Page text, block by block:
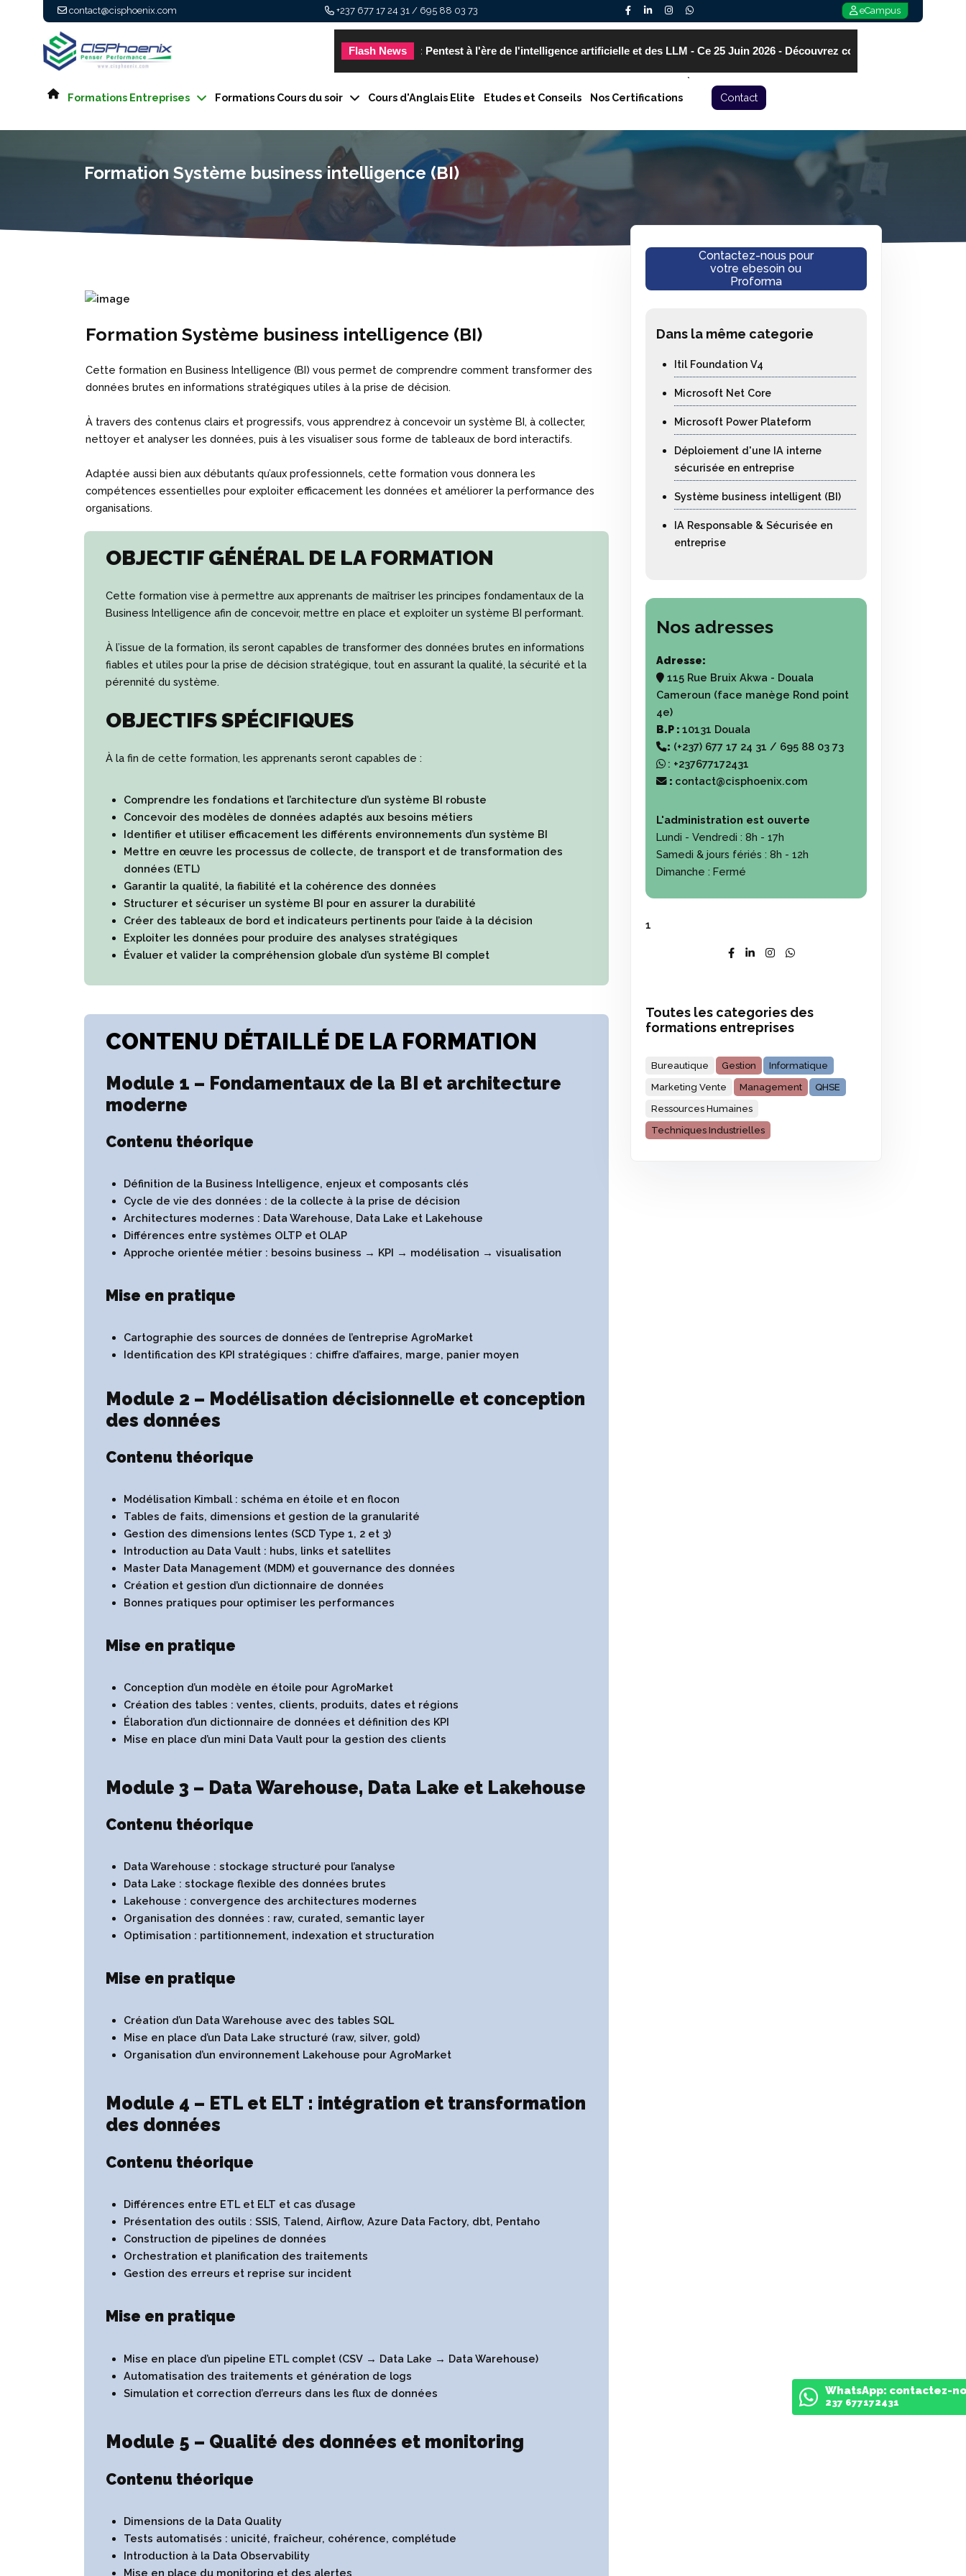
contact@cisphoenix.com +237 677 17 24 31 / 695 88 03 73 eCampus
Flash News
Webinaire - Thème : Pentest à l'ère de l'intelligence artificielle et des LLM - Ce 25 Juin 2026 - Découvrez comment L'IA et les LLM
Formations Entreprises Formations Cours du soir Cours d'Anglais Elite Etudes et Conseils Nos Certifications
`
Contact
Formation Système business intelligence (BI)
Formation Système business intelligence (BI)
Cette formation en Business Intelligence (BI) vous permet de comprendre comment transformer des
données brutes en informations stratégiques utiles à la prise de décision.
À travers des contenus clairs et progressifs, vous apprendrez à concevoir un système BI, à collecter,
nettoyer et analyser les données, puis à les visualiser sous forme de tableaux de bord interactifs.
Adaptée aussi bien aux débutants qu’aux professionnels, cette formation vous donnera les
compétences essentielles pour exploiter efficacement les données et améliorer la performance des
organisations.
OBJECTIF GÉNÉRAL DE LA FORMATION
Cette formation vise à permettre aux apprenants de maîtriser les principes fondamentaux de la
Business Intelligence afin de concevoir, mettre en place et exploiter un système BI performant.
À l’issue de la formation, ils seront capables de transformer des données brutes en informations
fiables et utiles pour la prise de décision stratégique, tout en assurant la qualité, la sécurité et la
pérennité du système.
OBJECTIFS SPÉCIFIQUES
À la fin de cette formation, les apprenants seront capables de :
Comprendre les fondations et l’architecture d’un système BI robuste
Concevoir des modèles de données adaptés aux besoins métiers
Identifier et utiliser efficacement les différents environnements d’un système BI
Mettre en œuvre les processus de collecte, de transport et de transformation des
données (ETL)
Garantir la qualité, la fiabilité et la cohérence des données
Structurer et sécuriser un système BI pour en assurer la durabilité
Créer des tableaux de bord et indicateurs pertinents pour l’aide à la décision
Exploiter les données pour produire des analyses stratégiques
Évaluer et valider la compréhension globale d’un système BI complet
CONTENU DÉTAILLÉ DE LA FORMATION
Module 1 – Fondamentaux de la BI et architecture
moderne
Contenu théorique
Définition de la Business Intelligence, enjeux et composants clés
Cycle de vie des données : de la collecte à la prise de décision
Architectures modernes : Data Warehouse, Data Lake et Lakehouse
Différences entre systèmes OLTP et OLAP
Approche orientée métier : besoins business → KPI → modélisation → visualisation
Mise en pratique
Cartographie des sources de données de l’entreprise AgroMarket
Identification des KPI stratégiques : chiffre d’affaires, marge, panier moyen
Module 2 – Modélisation décisionnelle et conception
des données
Contenu théorique
Modélisation Kimball : schéma en étoile et en flocon
Tables de faits, dimensions et gestion de la granularité
Gestion des dimensions lentes (SCD Type 1, 2 et 3)
Introduction au Data Vault : hubs, links et satellites
Master Data Management (MDM) et gouvernance des données
Création et gestion d’un dictionnaire de données
Bonnes pratiques pour optimiser les performances
Mise en pratique
Conception d’un modèle en étoile pour AgroMarket
Création des tables : ventes, clients, produits, dates et régions
Élaboration d’un dictionnaire de données et définition des KPI
Mise en place d’un mini Data Vault pour la gestion des clients
Module 3 – Data Warehouse, Data Lake et Lakehouse
Contenu théorique
Data Warehouse : stockage structuré pour l’analyse
Data Lake : stockage flexible des données brutes
Lakehouse : convergence des architectures modernes
Organisation des données : raw, curated, semantic layer
Optimisation : partitionnement, indexation et structuration
Mise en pratique
Création d’un Data Warehouse avec des tables SQL
Mise en place d’un Data Lake structuré (raw, silver, gold)
Organisation d’un environnement Lakehouse pour AgroMarket
Module 4 – ETL et ELT : intégration et transformation
des données
Contenu théorique
Différences entre ETL et ELT et cas d’usage
Présentation des outils : SSIS, Talend, Airflow, Azure Data Factory, dbt, Pentaho
Construction de pipelines de données
Orchestration et planification des traitements
Gestion des erreurs et reprise sur incident
Mise en pratique
Mise en place d’un pipeline ETL complet (CSV → Data Lake → Data Warehouse)
Automatisation des traitements et génération de logs
Simulation et correction d’erreurs dans les flux de données
Module 5 – Qualité des données et monitoring
Contenu théorique
Dimensions de la Data Quality
Tests automatisés : unicité, fraîcheur, cohérence, complétude
Introduction à la Data Observability
Mise en place du monitoring et des alertes
Contactez-nous pour
votre ebesoin ou
Proforma
Dans la même categorie
Itil Foundation V4
Microsoft Net Core
Microsoft Power Plateform
Déploiement d'une IA interne
sécurisée en entreprise
Système business intelligent (BI)
IA Responsable & Sécurisée en
entreprise
Nos adresses
Adresse:
115 Rue Bruix Akwa - Douala
Cameroun (face manège Rond point
4e)
B.P : 10131 Douala
: (+237) 677 17 24 31 / 695 88 03 73
: +237677172431
: contact@cisphoenix.com
L'administration est ouverte
Lundi - Vendredi : 8h - 17h
Samedi & jours fériés : 8h - 12h
Dimanche : Fermé
1
Toutes les categories des
formations entreprises
Bureautique Gestion
Informatique
Marketing Vente
Management
QHSE
Ressources Humaines
Techniques Industrielles
WhatsApp: contactez-
237 677172431